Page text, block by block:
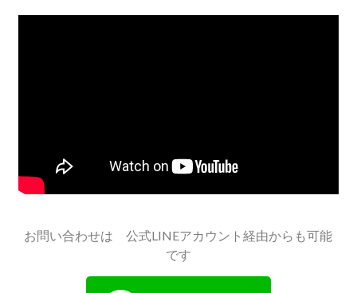
お問い合わせは 公式LINEアカウント経由からも可能
です